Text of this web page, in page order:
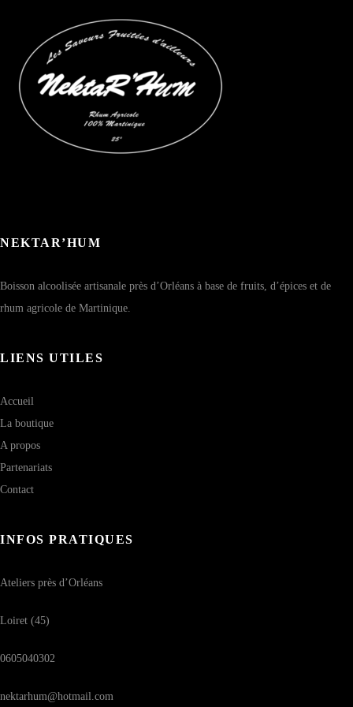
NEKTAR’HUM
Boisson alcoolisée artisanale près d’Orléans à base de fruits, d’épices et de
rhum agricole de Martinique.
LIENS UTILES
Accueil
La boutique
A propos
Partenariats
Contact
INFOS PRATIQUES
Ateliers près d’Orléans
Loiret (45)
0605040302
nektarhum@hotmail.com